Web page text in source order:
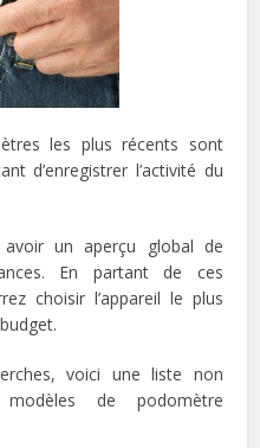
les plus récents sont
d’enregistrer l’activité du
un aperçu global de
En partant de ces
choisir l’appareil le plus
voici une liste non
de podomètre